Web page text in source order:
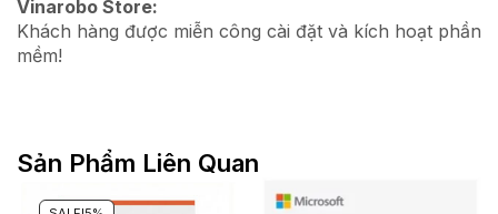
Vinarobo Store:
Khách hàng được miễn công cài đặt và kích hoạt phần
mềm!
Sản Phẩm Liên Quan